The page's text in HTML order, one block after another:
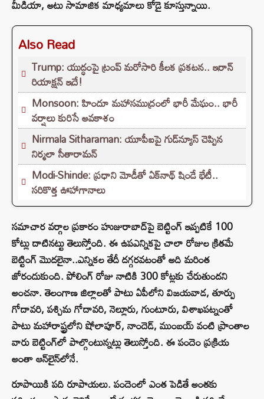
మీడియా, అటు సామాజిక మాధ్యమాలు కోడై కూస్తున్నాయి.
Also Read
Trump: యుద్ధంపై ట్రంప్ మరోసారి కీలక ప్రకటన.. ఇరాన్‌
రియాక్షన్ ఇదే!
Monsoon: హిందూ మహాసముద్రంలో భారీ మేఘం.. భారీ
వర్షాలు కురిసే అవకాశం
Nirmala Sitharaman: యూపీఐపై గుడ్‌న్యూస్ చెప్పిన
నిర్మలా సీతారామన్
Modi-Shinde: ప్రధాని మోడీతో ఏక్‌నాథ్ షిండే భేటీ..
సరికొత్త ఊహాగానాలు
సమాచార వర్గాల ప్రకారం హుజురాబాద్‌పై బెట్టింగ్‌ ఇప్పటికే 100
కోట్లు దాటినట్టు తెలుస్తోంది. ఈ ఉపఎన్నికపై చాలా రోజుల క్రితమే
బెట్టింగ్‌ మొదలైనా..ఎన్నికల తేదీ దగ్గరవటంతో అది మరింత
జోరందుకుంది. పోలింగ్‌ రోజు నాటికి 300 కోట్లకు చేరుతుందని
అంచనా. తెలంగాణ జిల్లాలతో పాటు ఏపీలోని విజయవాడ, తూర్పు
గోదావరి, పశ్చిమ గోదావరి, నెల్లూరు, గుంటూరు, విశాఖపట్నంతో
పాటు మహారాష్ట్రలోని షోలాపూర్, నాందెడ్, ముంబయ్‌ వంటి ప్రాంతాల
వారు బెట్టింగ్‌లో పాల్గొంటున్నట్లు తెలుస్తోంది. ఈ పందెం ప్రక్రియ
అంతా ఆన్‌లైన్‌లోనే.
రూపాయికి పది రూపాయలు. పందెంలో ఎంత పెడితే అంతకు